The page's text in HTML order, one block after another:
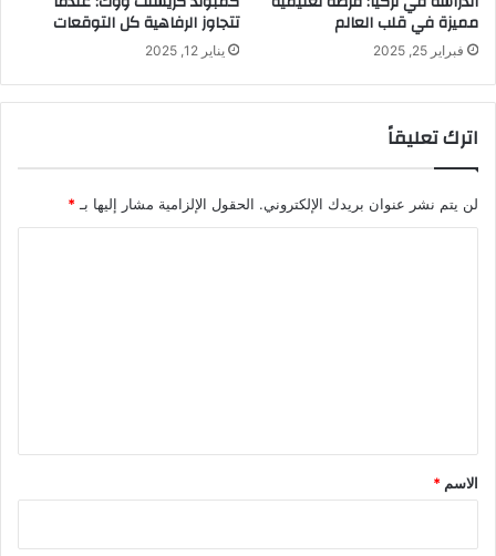
مميزة في قلب العالم
فبراير 25, 2025
تتجاوز الرفاهية كل التوقعات
يناير 12, 2025
اترك تعليقاً
لن يتم نشر عنوان بريدك الإلكتروني. الحقول الإلزامية مشار إليها بـ *
*
الاسم *